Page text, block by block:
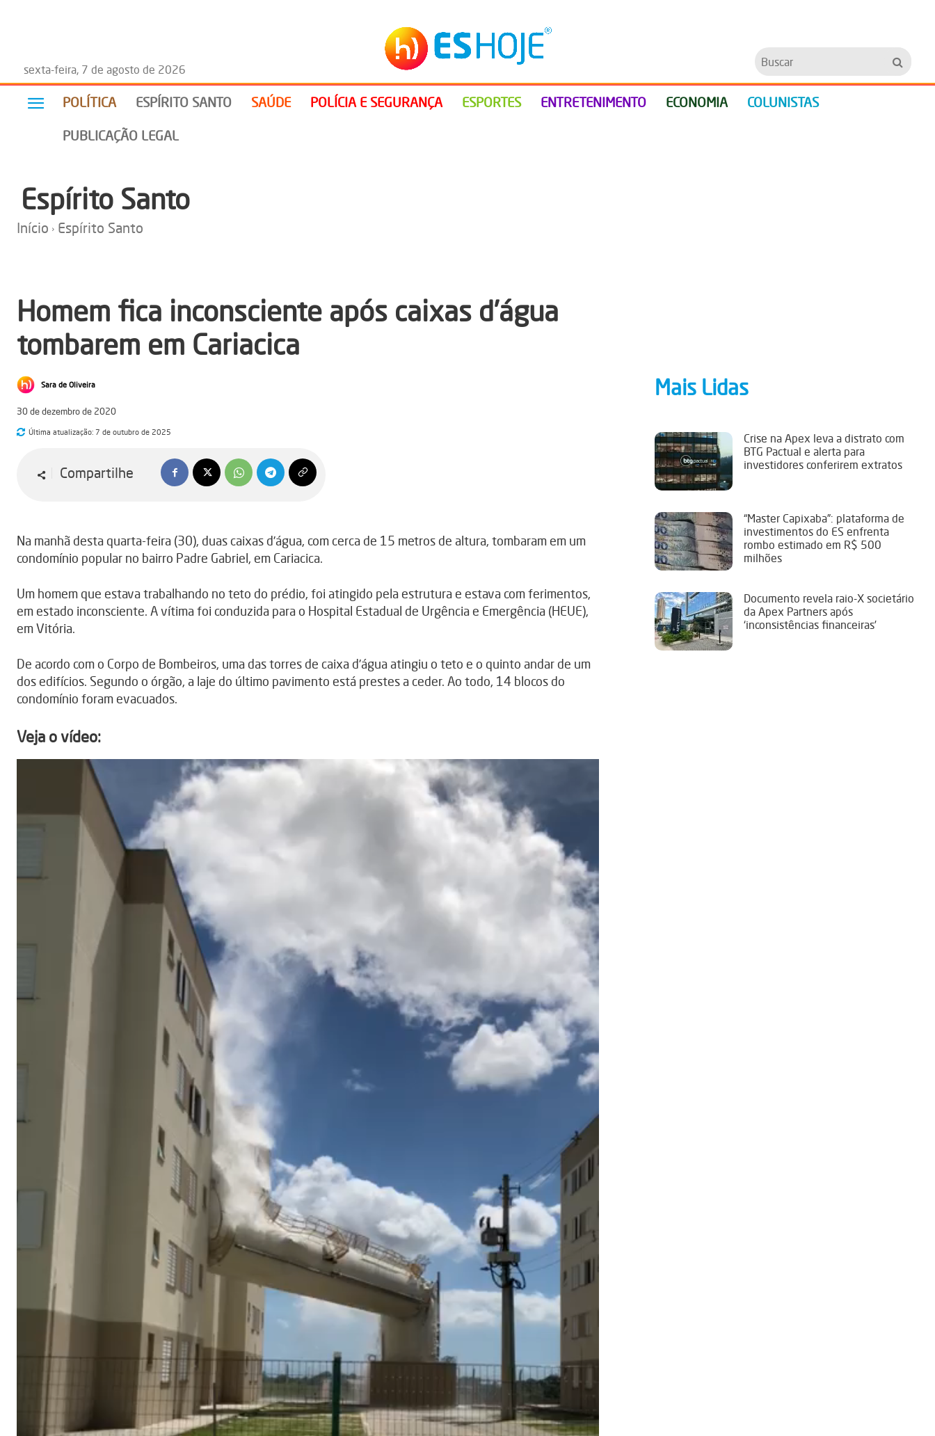
sexta-feira, 7 de agosto de 2026
Buscar
POLÍTICA ESPÍRITO SANTO SAÚDE POLÍCIA E SEGURANÇA ESPORTES ENTRETENIMENTO ECONOMIA COLUNISTAS
PUBLICAÇÃO LEGAL
Espírito Santo
Início Espírito Santo
Homem fica inconsciente após caixas d’água
tombarem em Cariacica
Sara de Oliveira
30 de dezembro de 2020
Última atualização: 7 de outubro de 2025
Compartilhe
Na manhã desta quarta-feira (30), duas caixas d’água, com cerca de 15 metros de altura, tombaram em um
condomínio popular no bairro Padre Gabriel, em Cariacica.
Um homem que estava trabalhando no teto do prédio, foi atingido pela estrutura e estava com ferimentos,
em estado inconsciente. A vítima foi conduzida para o Hospital Estadual de Urgência e Emergência (HEUE),
em Vitória.
De acordo com o Corpo de Bombeiros, uma das torres de caixa d’água atingiu o teto e o quinto andar de um
dos edifícios. Segundo o órgão, a laje do último pavimento está prestes a ceder. Ao todo, 14 blocos do
condomínio foram evacuados.
Veja o vídeo:
Mais Lidas
Crise na Apex leva a distrato com
BTG Pactual e alerta para
investidores conferirem extratos
“Master Capixaba”: plataforma de
investimentos do ES enfrenta
rombo estimado em R$ 500
milhões
Documento revela raio-X societário
da Apex Partners após
‘inconsistências financeiras’